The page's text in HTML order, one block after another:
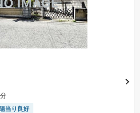
とをいいます。建築請負契約成立に向けて設計プランを
望する建物の設計協議をするために必要な相当の期間の
望を満たすプランが実現できたかどうかにより結論を出
程度とされています。納得のいくプランが出来ず、建築請
約は白紙に戻り、土地契約にかかった代金（土地代金、
ず、全て返却されます。
」は消費税込みの「総額表示」で統一しています。
おいては「消費税を除いた建物価格」と「土地価格」の
き、決済、引き渡し時にかかる費用を表示しています。
ため、ご自身で十分な確認をしていただくようにお願い
陽当り良好